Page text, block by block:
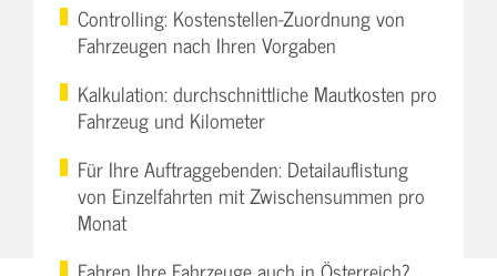
Controlling: Kostenstellen-Zuordnung von
Fahrzeugen nach Ihren Vorgaben
Kalkulation: durchschnittliche Mautkosten pro
Fahrzeug und Kilometer
Für Ihre Auftraggebenden: Detailauflistung
von Einzelfahrten mit Zwischensummen pro
Monat